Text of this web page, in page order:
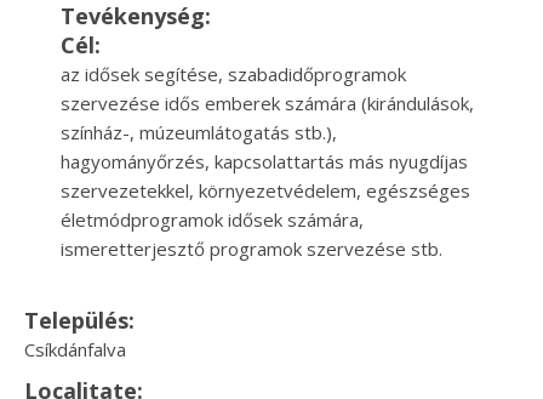
Tevékenység:
Cél:
az idősek segítése, szabadidőprogramok
szervezése idős emberek számára (kirándulások,
színház-, múzeumlátogatás stb.),
hagyományőrzés, kapcsolattartás más nyugdíjas
szervezetekkel, környezetvédelem, egészséges
életmódprogramok idősek számára,
ismeretterjesztő programok szervezése stb.
Település:
Csíkdánfalva
Localitate: